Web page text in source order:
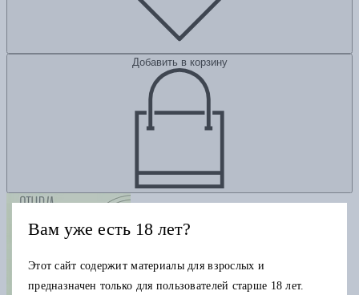
Добавить в корзину
Вам уже есть 18 лет?
Этот сайт содержит материалы для взрослых и
предназначен только для пользователей старше 18 лет.